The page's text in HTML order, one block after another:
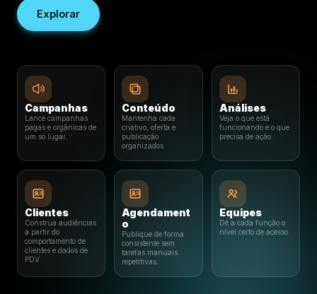
Explorar
Campanhas
Lance campanhas
pagas e orgânicas de
um só lugar.
Conteúdo
Mantenha cada
criativo, oferta e
publicação
organizados.
Análises
Veja o que está
funcionando e o que
precisa de ação.
Clientes
Construa audiências
a partir do
comportamento de
clientes e dados de
PDV.
Agendament
o
Publique de forma
consistente sem
tarefas manuais
repetitivas.
Equipes
Dê a cada função o
nível certo de acesso.